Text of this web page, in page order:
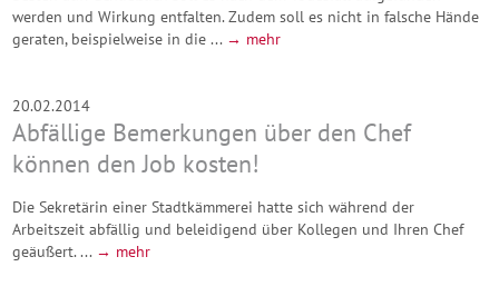
werden und Wirkung entfalten. Zudem soll es nicht in falsche Hände
geraten, beispielweise in die ... → mehr
20.02.2014
Abfällige Bemerkungen über den Chef
können den Job kosten!
Die Sekretärin einer Stadtkämmerei hatte sich während der
Arbeitszeit abfällig und beleidigend über Kollegen und Ihren Chef
geäußert. ... → mehr